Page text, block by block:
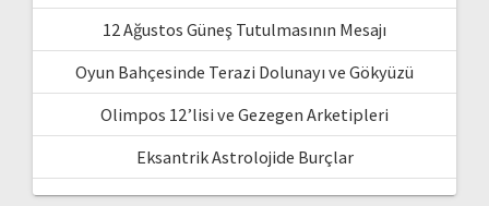
12 Ağustos Güneş Tutulmasının Mesajı
Oyun Bahçesinde Terazi Dolunayı ve Gökyüzü
Olimpos 12’lisi ve Gezegen Arketipleri
Eksantrik Astrolojide Burçlar